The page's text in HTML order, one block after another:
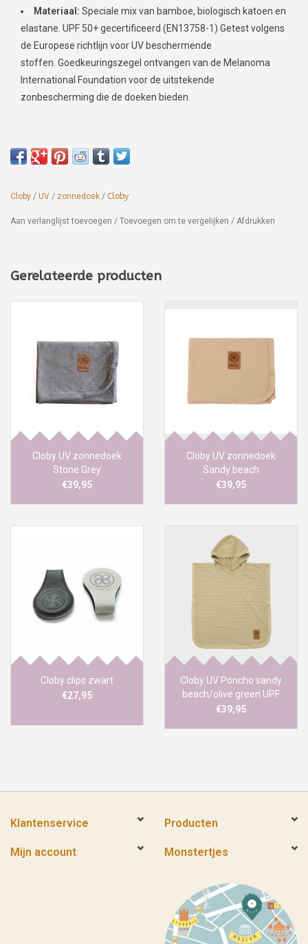
Materiaal: Speciale mix van bamboe, biologisch katoen en
elastane. UPF 50+ gecertificeerd (EN13758-1) Getest volgens
de Europese richtlijn voor UV beschermende
stoffen. Goedkeuringszegel ontvangen van de Melanoma
International Foundation voor de uitstekende
zonbescherming die de doeken bieden.
Cloby / UV / zonnedoek / Cloby
Aan verlanglijst toevoegen / Toevoegen om te vergelijken / Afdrukken
Gerelateerde producten
Cloby UV zonnedoek
Stone Grey
€39,95
Cloby UV zonnedoek
Sandy beach
€39,95
Cloby clips zwart
€27,95
Cloby UV Poncho sandy
beach/olive green UPF
50+
€39,95
Klantenservice Producten
Mijn account Monstertjes